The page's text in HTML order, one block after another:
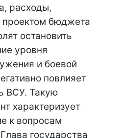
расходы,
бюджета
остановить
уровня
и боевой
повлияет
ВСУ. Такую
характеризует
к вопросам
государства